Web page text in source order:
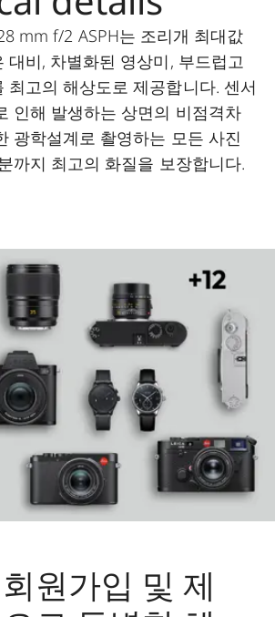
mm f/2 ASPH는 조리개 최대값
대비, 차별화된 영상미, 부드럽고
최고의 해상도로 제공합니다. 센서
인해 발생하는 상면의 비점격차
광학설계로 촬영하는 모든 사진
까지 최고의 화질을 보장합니다.
원가입 및 제